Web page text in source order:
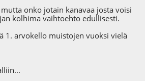
onko jotain kanavaa josta voisi
kolhima vaihtoehto edullisesti.
1. arvokello muistojen vuoksi vielä